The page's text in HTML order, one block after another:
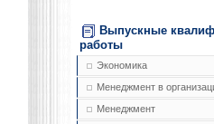
Выпускные
работы
Экономика
Менеджмент в
Менеджмент